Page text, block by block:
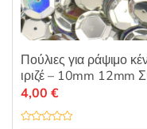
Πούλιες για ράψιμο
ιριζέ – 10mm 12mm
4,00 €